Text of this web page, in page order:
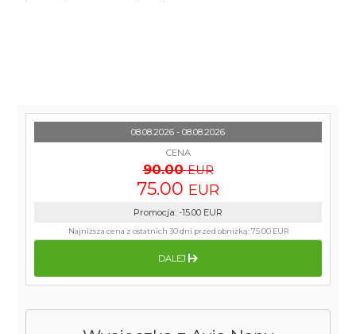
08.08.2026 - 08.08.2026
CENA
90.00 EUR
75.00 EUR
Promocja: -15.00 EUR
Najniższa cena z ostatnich 30 dni przed obniżką:75.00 EUR
DALEJ